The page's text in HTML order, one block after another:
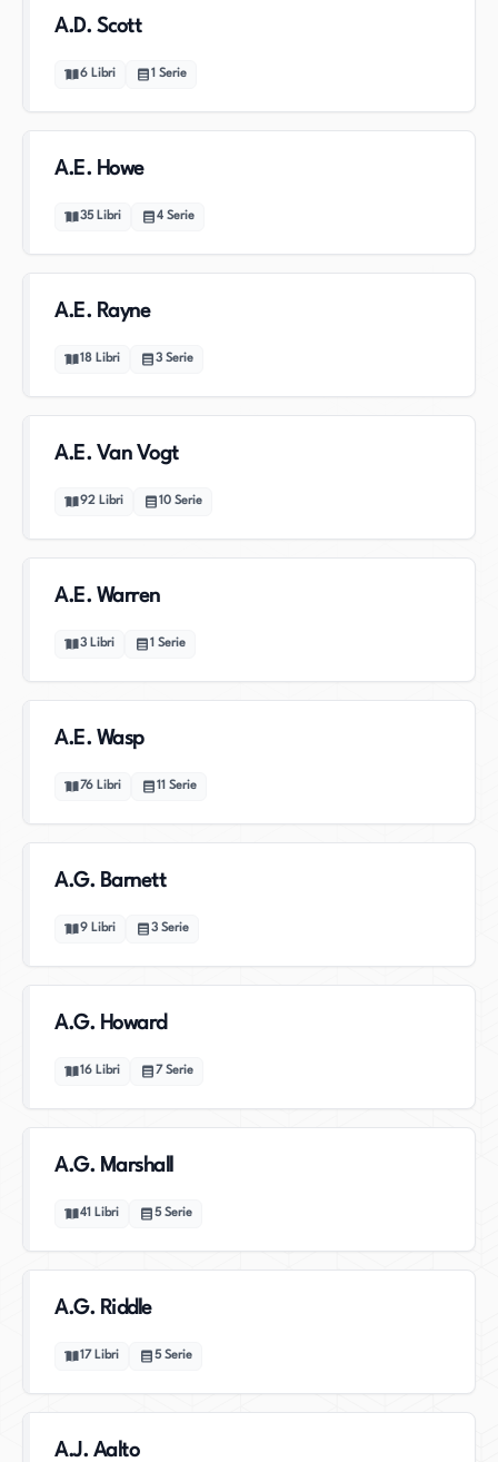
A.D. Scott
6 Libri 1 Serie
A.E. Howe
35 Libri 4 Serie
A.E. Rayne
18 Libri 3 Serie
A.E. Van Vogt
92 Libri 10 Serie
A.E. Warren
3 Libri 1 Serie
A.E. Wasp
76 Libri 11 Serie
A.G. Barnett
9 Libri 3 Serie
A.G. Howard
16 Libri 7 Serie
A.G. Marshall
41 Libri 5 Serie
A.G. Riddle
17 Libri 5 Serie
A.J. Aalto